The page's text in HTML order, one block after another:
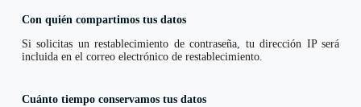
Con quién compartimos tus datos
Si solicitas un restablecimiento de contraseña, tu dirección IP será
incluida en el correo electrónico de restablecimiento.
Cuánto tiempo conservamos tus datos